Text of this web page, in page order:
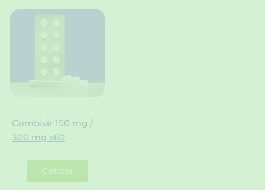
Combivir 150 mg /
300 mg x60
Cotizar